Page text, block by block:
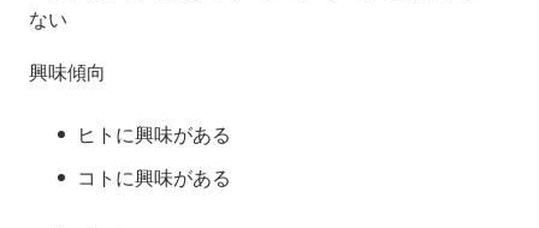
ない
興味傾向
ヒトに興味がある
コトに興味がある